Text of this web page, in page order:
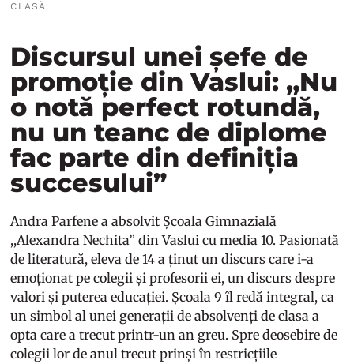
CLASĂ
Discursul unei șefe de
promoție din Vaslui: „Nu
o notă perfect rotundă,
nu un teanc de diplome
fac parte din definiția
succesului”
Andra Parfene a absolvit Școala Gimnazială
,,Alexandra Nechita” din Vaslui cu media 10. Pasionată
de literatură, eleva de 14 a ținut un discurs care i-a
emoționat pe colegii și profesorii ei, un discurs despre
valori și puterea educației. Școala 9 îl redă integral, ca
un simbol al unei generații de absolvenți de clasa a
opta care a trecut printr-un an greu. Spre deosebire de
colegii lor de anul trecut prinși în restricțiile